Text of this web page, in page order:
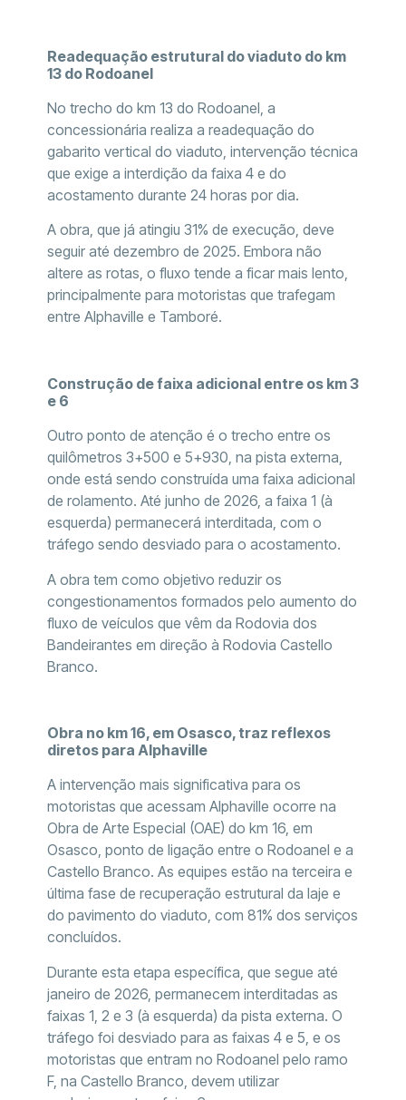
Readequação estrutural do viaduto do km
13 do Rodoanel
No trecho do km 13 do Rodoanel, a
concessionária realiza a readequação do
gabarito vertical do viaduto, intervenção técnica
que exige a interdição da faixa 4 e do
acostamento durante 24 horas por dia.
A obra, que já atingiu 31% de execução, deve
seguir até dezembro de 2025. Embora não
altere as rotas, o fluxo tende a ficar mais lento,
principalmente para motoristas que trafegam
entre Alphaville e Tamboré.
Construção de faixa adicional entre os km 3
e 6
Outro ponto de atenção é o trecho entre os
quilômetros 3+500 e 5+930, na pista externa,
onde está sendo construída uma faixa adicional
de rolamento. Até junho de 2026, a faixa 1 (à
esquerda) permanecerá interditada, com o
tráfego sendo desviado para o acostamento.
A obra tem como objetivo reduzir os
congestionamentos formados pelo aumento do
fluxo de veículos que vêm da Rodovia dos
Bandeirantes em direção à Rodovia Castello
Branco.
Obra no km 16, em Osasco, traz reflexos
diretos para Alphaville
A intervenção mais significativa para os
motoristas que acessam Alphaville ocorre na
Obra de Arte Especial (OAE) do km 16, em
Osasco, ponto de ligação entre o Rodoanel e a
Castello Branco. As equipes estão na terceira e
última fase de recuperação estrutural da laje e
do pavimento do viaduto, com 81% dos serviços
concluídos.
Durante esta etapa específica, que segue até
janeiro de 2026, permanecem interditadas as
faixas 1, 2 e 3 (à esquerda) da pista externa. O
tráfego foi desviado para as faixas 4 e 5, e os
motoristas que entram no Rodoanel pelo ramo
F, na Castello Branco, devem utilizar